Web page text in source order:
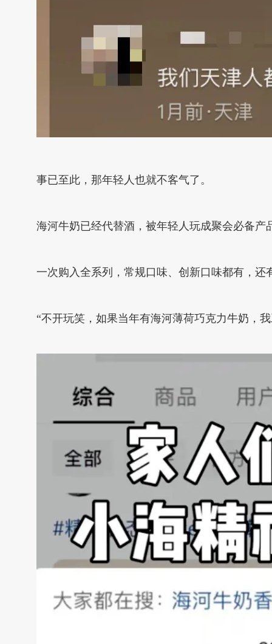
事已至此，那年轻人也就不客气了。
海河牛奶已经代替酒，被年轻人玩成聚会必备产
一次购入全系列，常规口味、创新口味都有，还
“不开玩笑，如果当年有海河薄荷巧克力牛奶，